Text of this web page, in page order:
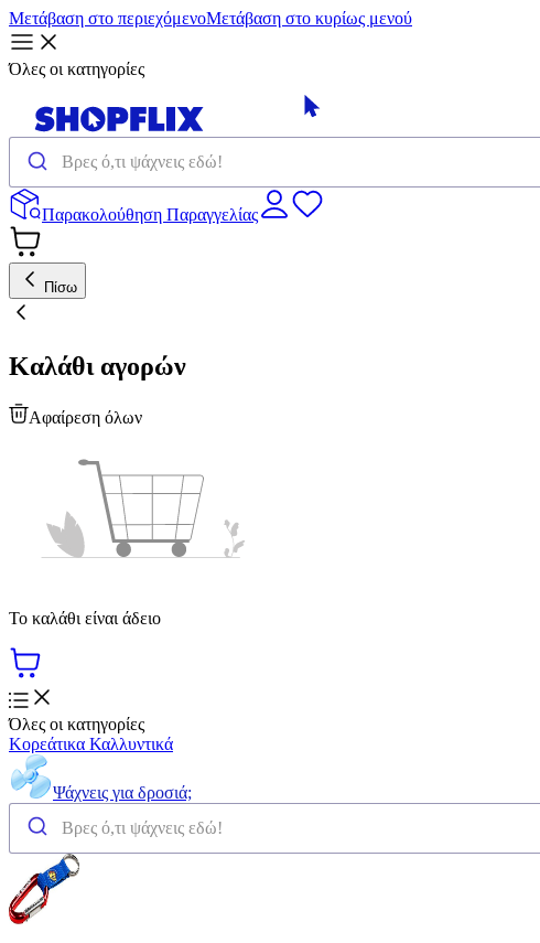
Μετάβαση στο περιεχόμενοΜετάβαση στο κυρίως μενού
Όλες οι κατηγορίες
Παρακολούθηση Παραγγελίας
Πίσω
Καλάθι αγορών
Αφαίρεση όλων
Το καλάθι είναι άδειο
Όλες οι κατηγορίες
Κορεάτικα Καλλυντικά
Ψάχνεις για δροσιά;